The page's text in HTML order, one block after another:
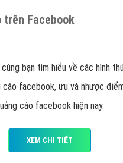
trên Facebook
bạn tìm hiểu về các hình
cáo facebook, ưu và nhược
cáo facebook hiện nay.
XEM CHI TIẾT